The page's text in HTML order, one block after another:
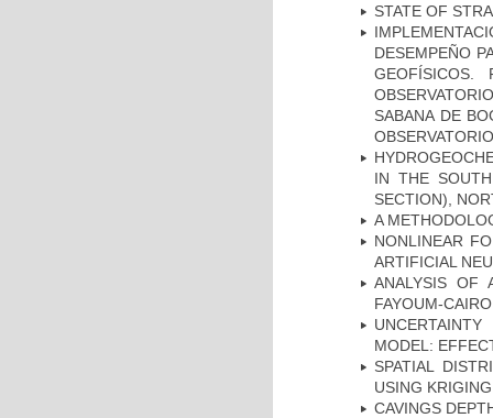
STATE OF
DESEMPEÑO
GEOFÍSICOS.
SABANA DE
IN THE
SECTION),
A
NONLINEAR
ARTIFICIAL
ANALYSIS OF
FAYOUM-
MODEL:
SPATIAL
USING
CAVINGS